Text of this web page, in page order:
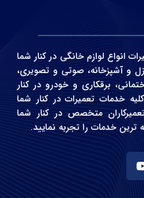
ای در تعمیرات انواع لوازم خانگی در کنار شما
و آشپزخانه، صوتی و‌ تصویری،
برقکاری و خودرو در کنار
خدمات تعمیرات در کنار شما
متخصص در کنار شما
خدمات را تجربه نمایید.